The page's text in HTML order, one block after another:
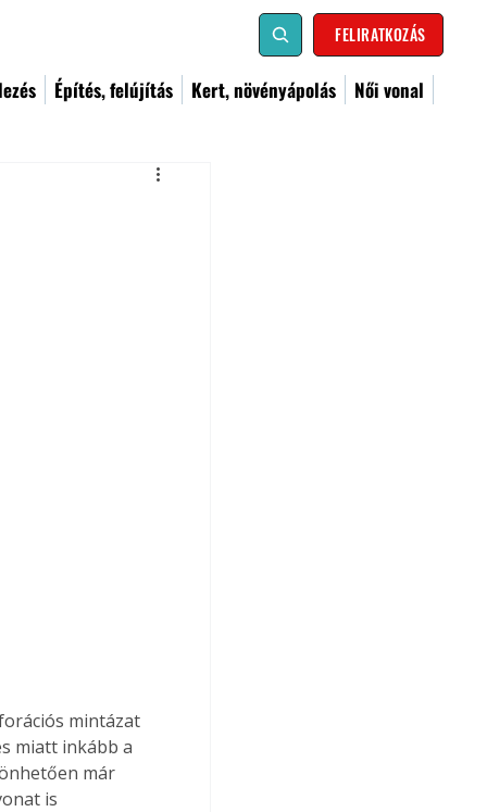
FELIRATKOZÁS
Építés, felújítás Kert, növényápolás Női vonal
mintázat
miatt inkább a
már
is